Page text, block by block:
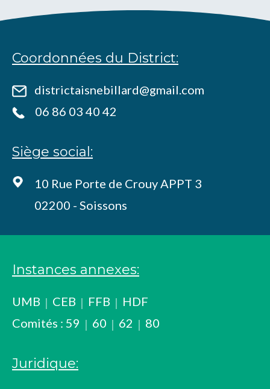
Coordonnées du District:
districtaisnebillard@gmail.com
06 86 03 40 42
Instances annexes:
UMB CEB FFB
HDF
Comités : 59 60 62 80
Siège social:
10 Rue Porte de Crouy APPT 3
02200 - Soissons
Juridique: